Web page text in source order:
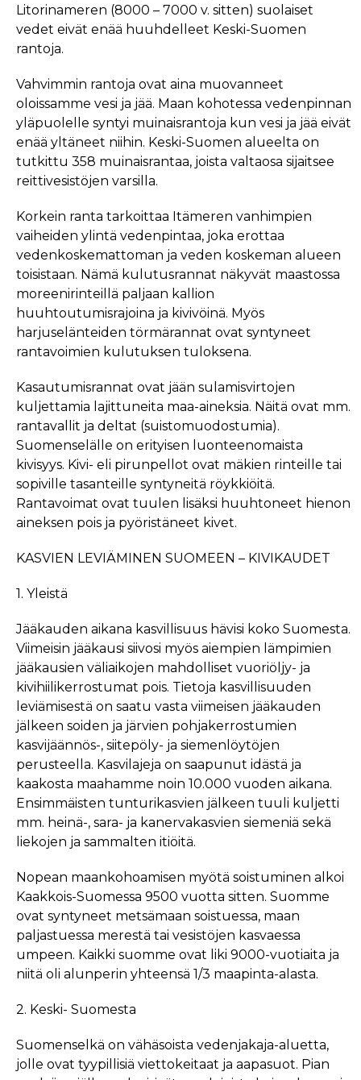
Litorinameren (8000 – 7000 v. sitten) suolaiset
vedet eivät enää huuhdelleet Keski-Suomen
rantoja.
Vahvimmin rantoja ovat aina muovanneet
oloissamme vesi ja jää. Maan kohotessa vedenpinnan
yläpuolelle syntyi muinaisrantoja kun vesi ja jää eivät
enää yltäneet niihin. Keski-Suomen alueelta on
tutkittu 358 muinaisrantaa, joista valtaosa sijaitsee
reittivesistöjen varsilla.
Korkein ranta tarkoittaa Itämeren vanhimpien
vaiheiden ylintä vedenpintaa, joka erottaa
vedenkoskemattoman ja veden koskeman alueen
toisistaan. Nämä kulutusrannat näkyvät maastossa
moreenirinteillä paljaan kallion
huuhtoutumisrajoina ja kivivöinä. Myös
harjuselänteiden törmärannat ovat syntyneet
rantavoimien kulutuksen tuloksena.
Kasautumisrannat ovat jään sulamisvirtojen
kuljettamia lajittuneita maa-aineksia. Näitä ovat mm.
rantavallit ja deltat (suistomuodostumia).
Suomenselälle on erityisen luonteenomaista
kivisyys. Kivi- eli pirunpellot ovat mäkien rinteille tai
sopiville tasanteille syntyneitä röykkiöitä.
Rantavoimat ovat tuulen lisäksi huuhtoneet hienon
aineksen pois ja pyöristäneet kivet.
KASVIEN LEVIÄMINEN SUOMEEN – KIVIKAUDET
1. Yleistä
Jääkauden aikana kasvillisuus hävisi koko Suomesta.
Viimeisin jääkausi siivosi myös aiempien lämpimien
jääkausien väliaikojen mahdolliset vuoriöljy- ja
kivihiilikerrostumat pois. Tietoja kasvillisuuden
leviämisestä on saatu vasta viimeisen jääkauden
jälkeen soiden ja järvien pohjakerrostumien
kasvijäännös-, siitepöly- ja siemenlöytöjen
perusteella. Kasvilajeja on saapunut idästä ja
kaakosta maahamme noin 10.000 vuoden aikana.
Ensimmäisten tunturikasvien jälkeen tuuli kuljetti
mm. heinä-, sara- ja kanervakasvien siemeniä sekä
liekojen ja sammalten itiöitä.
Nopean maankohoamisen myötä soistuminen alkoi
Kaakkois-Suomessa 9500 vuotta sitten. Suomme
ovat syntyneet metsämaan soistuessa, maan
paljastuessa merestä tai vesistöjen kasvaessa
umpeen. Kaikki suomme ovat liki 9000-vuotiaita ja
niitä oli alunperin yhteensä 1/3 maapinta-alasta.
2. Keski- Suomesta
Suomenselkä on vähäsoista vedenjakaja-aluetta,
jolle ovat tyypillisiä viettokeitaat ja aapasuot. Pian